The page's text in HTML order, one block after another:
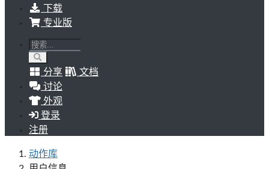
下载
专业版
分享
文档
讨论
外观
登录
注册
动作库